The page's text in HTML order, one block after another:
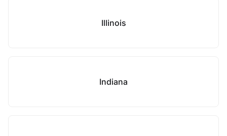
Illinois
Indiana